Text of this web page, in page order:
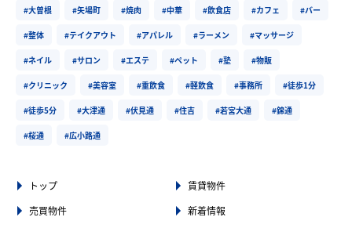
#大曽根 #矢場町 #焼肉 #中華 #飲食店 #カフェ #バー
#整体 #テイクアウト #アパレル #ラーメン #マッサージ
#ネイル #サロン #エステ #ペット #塾 #物販
#クリニック #美容室 #重飲食 #軽飲食 #事務所 #徒歩1分
#徒歩5分 #大津通 #伏見通 #住吉 #若宮大通 #錦通
#桜通 #広小路通
トップ
賃貸物件
売買物件
新着情報